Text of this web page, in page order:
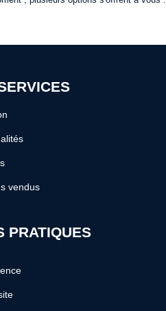
vendus
PRATIQUES